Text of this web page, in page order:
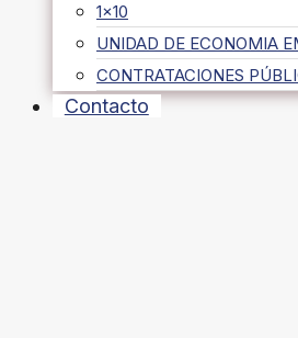
1×10
UNIDAD DE ECONOMIA
CONTRATACIONES
Contacto